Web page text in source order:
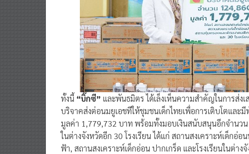
ทั้งนี้ “บิ๊กซี” และพันธมิตร ได้เล็งเห็นความสำคัญในการส่ง
บริจาคส่งต่อนมยูเอชทีให้ชุมชนเด็กไทยเพื่อการเติบโตแล
มูลค่า 1,779,732 บาท พร้อมทั้งมอบเงินสนับสนุนอีกจำนวน
ในต่างจังหวัดอีก 30 โรงเรียน ได้แก่ สถานสงเคราะห์เด็ก
ฟ้า, สถานสงเคราะห์เด็กอ่อน ปากเกร็ด และโรงเรียนในต่าง